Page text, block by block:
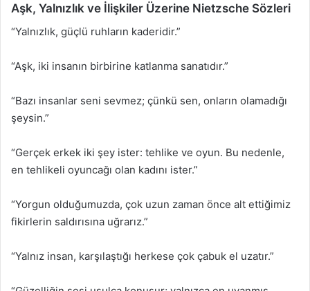
Aşk, Yalnızlık ve İlişkiler Üzerine Nietzsche Sözleri
“Yalnızlık, güçlü ruhların kaderidir.”
“Aşk, iki insanın birbirine katlanma sanatıdır.”
“Bazı insanlar seni sevmez; çünkü sen, onların olamadığı
şeysin.”
“Gerçek erkek iki şey ister: tehlike ve oyun. Bu nedenle,
en tehlikeli oyuncağı olan kadını ister.”
“Yorgun olduğumuzda, çok uzun zaman önce alt ettiğimiz
fikirlerin saldırısına uğrarız.”
“Yalnız insan, karşılaştığı herkese çok çabuk el uzatır.”